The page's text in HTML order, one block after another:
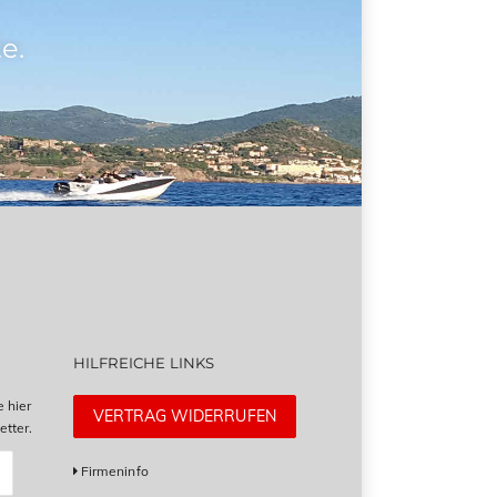
hier
HILFREICHE LINKS
VERTRAG WIDERRUFEN
Firmeninfo